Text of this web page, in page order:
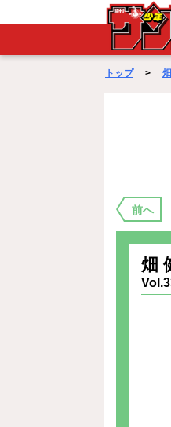
WEBサン
トップ>
前へ
畑